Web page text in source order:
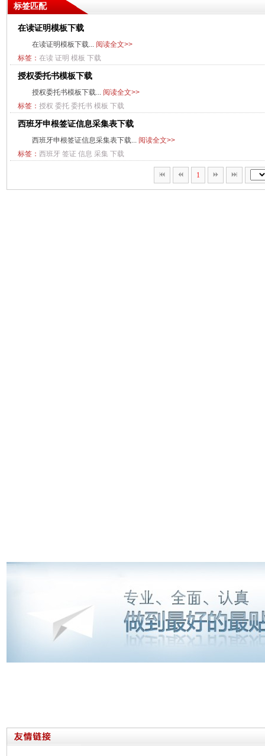
标签匹配
在读证明模板下载
在读证明模板下载... 阅读全文>>
标签： 在读 证明 模板 下载
授权委托书模板下载
授权委托书模板下载... 阅读全文>>
标签： 授权 委托 委托书 模板 下载
西班牙申根签证信息采集表下载
西班牙申根签证信息采集表下载... 阅读全文>>
标签： 西班牙 签证 信息 采集 下载
1